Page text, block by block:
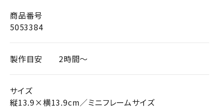
商品番号
5053384
製作目安 2時間～
サイズ
縦13.9×横13.9cm／ミニフレームサイズ